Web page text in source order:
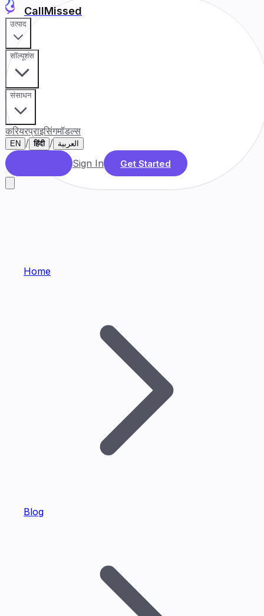
CallMissed
उत्पाद
सॉल्यूशंस
संसाधन
करियरप्राइसिंगमॉडल्स
EN / हिंदी / العربية
Sign In Get Started
Home
Blog